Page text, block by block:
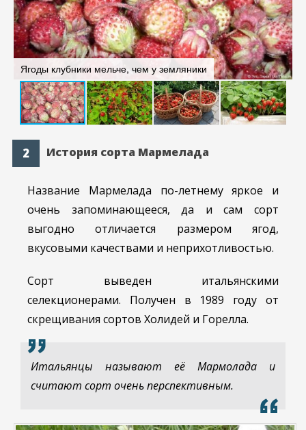
Ягоды клубники мельче, чем у земляники
История сорта Мармелада
Название Мармелада по-летнему яркое и
очень запоминающееся, да и сам сорт
выгодно отличается размером ягод,
вкусовыми качествами и неприхотливостью.
Сорт выведен итальянскими
селекционерами. Получен в 1989 году от
скрещивания сортов Холидей и Горелла.
Итальянцы называют её Мармолада и
считают сорт очень перспективным.